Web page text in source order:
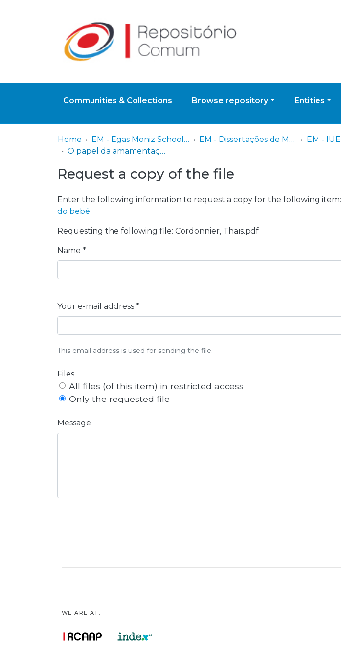
Communities & Collections Browse repository Entities
Home EM - Egas Moniz School of Health & Science EM - Dissertações de Mestrado
O papel da amamentação no crescimento e evolução oro-facial do bebé
Request a copy of the file
Enter the following information to request a copy for the following item:
do bebé
Requesting the following file: Cordonnier, Thaïs.pdf
Name *
Your e-mail address *
This email address is used for sending the file.
Files
All files (of this item) in restricted access
Only the requested file
Message
WE ARE AT: